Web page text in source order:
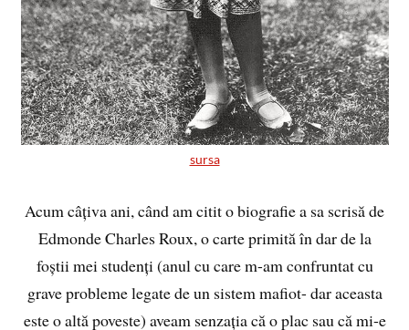
sursa
Acum câțiva ani, când am citit o biografie a sa scrisă de
Edmonde Charles Roux, o carte primită în dar de la
foștii mei studenți (anul cu care m-am confruntat cu
grave probleme legate de un sistem mafiot- dar aceasta
este o altă poveste) aveam senzația că o plac sau că mi-e